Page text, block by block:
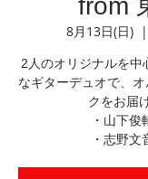
from
8月13日(日)
  |
2人のオリジナルを中
なギターデュオで、
クをお届
・山下
・志野